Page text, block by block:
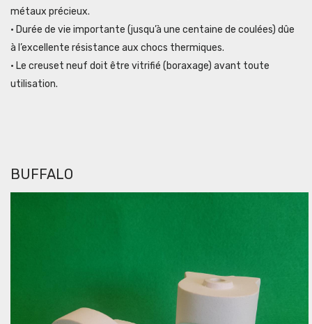
métaux précieux.
• Durée de vie importante (jusqu’à une centaine de coulées) dûe
à l’excellente résistance aux chocs thermiques.
• Le creuset neuf doit être vitrifié (boraxage) avant toute
utilisation.
BUFFALO